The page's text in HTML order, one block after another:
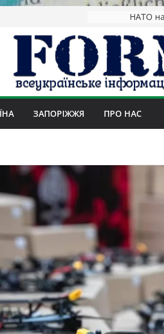
ЗАПОРІЖЖЯ ПРО НАС